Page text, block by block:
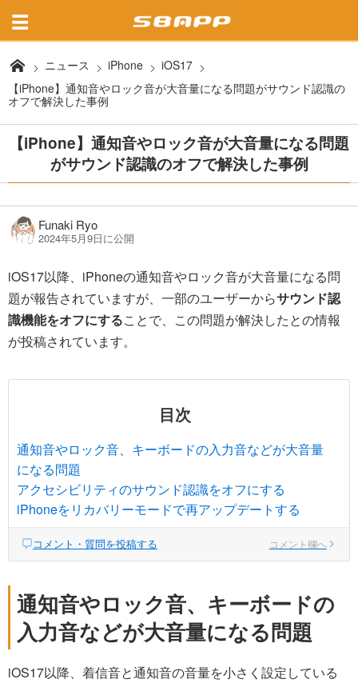
ニュース iPhone
iOS17
【iPhone】通知音やロック音が大音量になる問題がサウンド認識の
オフで解決した事例
【iPhone】通知音やロック音が大音量になる問題
がサウンド認識のオフで解決した事例
Funaki Ryo
2024年5月9日に公開
iOS17以降、iPhoneの通知音やロック音が大音量になる問
題が報告されていますが、一部のユーザーからサウンド認
識機能をオフにすることで、この問題が解決したとの情報
が投稿されています。
目次
通知音やロック音、キーボードの入力音などが大音量
になる問題
アクセシビリティのサウンド認識をオフにする
iPhoneをリカバリーモードで再アップデートする
コメント・質問を投稿する コメント欄へ
通知音やロック音、キーボードの
入力音などが大音量になる問題
iOS17以降、着信音と通知音の音量を小さく設定している